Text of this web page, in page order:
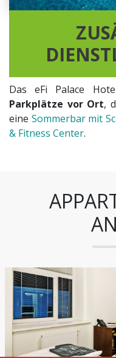
Das eFi Palace
Parkplätze vor Ort,
eine Sommerbar mit
& Fitness Center.